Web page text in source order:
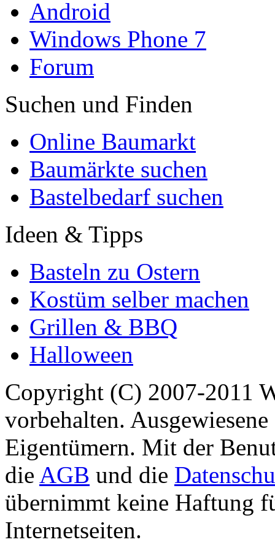
Android
Windows Phone 7
Forum
Suchen und Finden
Online Baumarkt
Baumärkte suchen
Bastelbedarf suchen
Ideen & Tipps
Basteln zu Ostern
Kostüm selber machen
Grillen & BBQ
Halloween
Copyright (C) 2007-2011
vorbehalten.
Eigentümern. Mit der
die AGB und die
übernimmt keine Haftung
Internetseiten.